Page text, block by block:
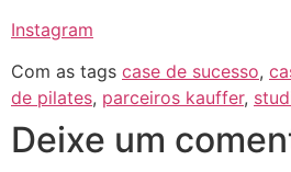
Instagram
Com as tags case de sucesso,
de pilates, parceiros kauffer,
Deixe um